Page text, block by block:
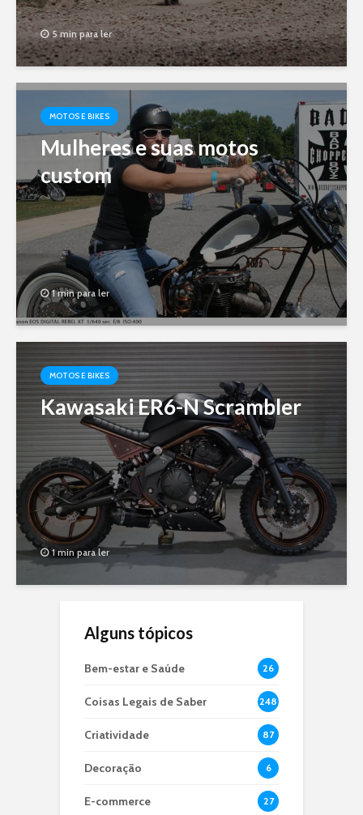
5 min para ler
MOTOS E BIKES
Mulheres e suas motos
custom
1 min para ler
MOTOS E BIKES
Kawasaki ER6-N Scrambler
1 min para ler
Alguns tópicos
Bem-estar e Saúde 26
Coisas Legais de Saber 248
Criatividade 87
Decoração 6
E-commerce 27